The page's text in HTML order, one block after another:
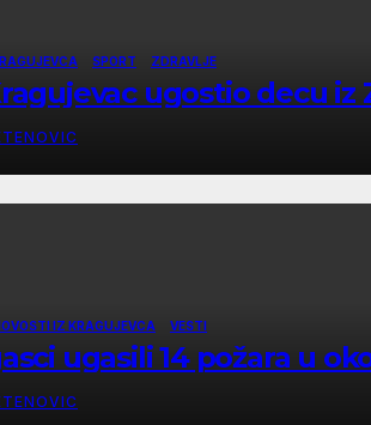
SPORT ZDRAVLJE
ugostio decu iz
IZ KRAGUJEVCA VESTI
ugasili 14 požara u